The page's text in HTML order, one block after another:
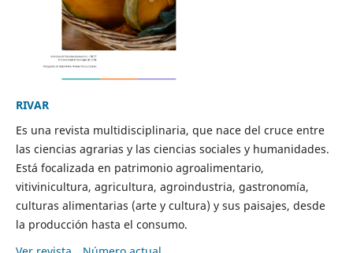
RIVAR
Es una revista multidisciplinaria, que nace del cruce entre
las ciencias agrarias y las ciencias sociales y humanidades.
Está focalizada en patrimonio agroalimentario,
vitivinicultura, agricultura, agroindustria, gastronomía,
culturas alimentarias (arte y cultura) y sus paisajes, desde
la producción hasta el consumo.